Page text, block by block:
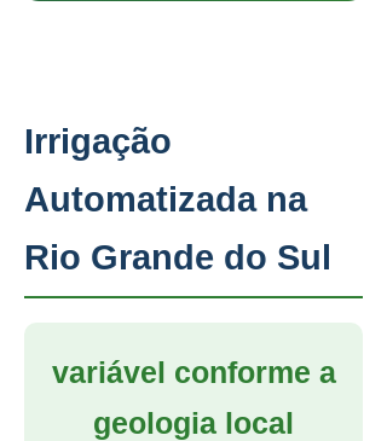
Irrigação
Automatizada na
Rio Grande do Sul
variável conforme a
geologia local